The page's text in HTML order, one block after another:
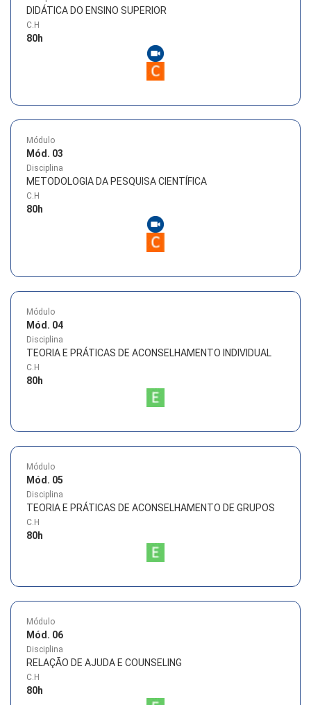
DIDÁTICA DO ENSINO SUPERIOR
C.H
80h
Módulo
Mód. 03
Disciplina
METODOLOGIA DA PESQUISA CIENTÍFICA
C.H
80h
Módulo
Mód. 04
Disciplina
TEORIA E PRÁTICAS DE ACONSELHAMENTO INDIVIDUAL
C.H
80h
Módulo
Mód. 05
Disciplina
TEORIA E PRÁTICAS DE ACONSELHAMENTO DE GRUPOS
C.H
80h
Módulo
Mód. 06
Disciplina
RELAÇÃO DE AJUDA E COUNSELING
C.H
80h